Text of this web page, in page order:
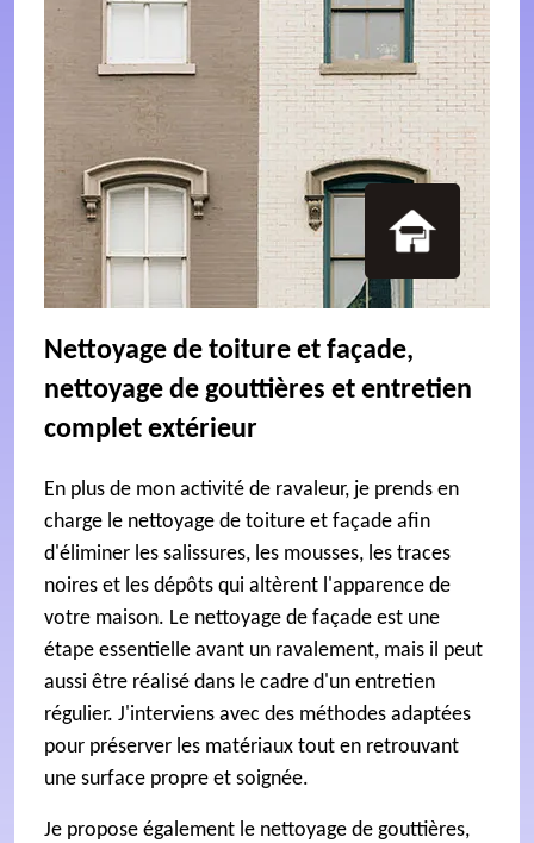
Nettoyage de toiture et façade,
nettoyage de gouttières et entretien
complet extérieur
En plus de mon activité de ravaleur, je prends en
charge le nettoyage de toiture et façade afin
d'éliminer les salissures, les mousses, les traces
noires et les dépôts qui altèrent l'apparence de
votre maison. Le nettoyage de façade est une
étape essentielle avant un ravalement, mais il peut
aussi être réalisé dans le cadre d'un entretien
régulier. J'interviens avec des méthodes adaptées
pour préserver les matériaux tout en retrouvant
une surface propre et soignée.
Je propose également le nettoyage de gouttières,